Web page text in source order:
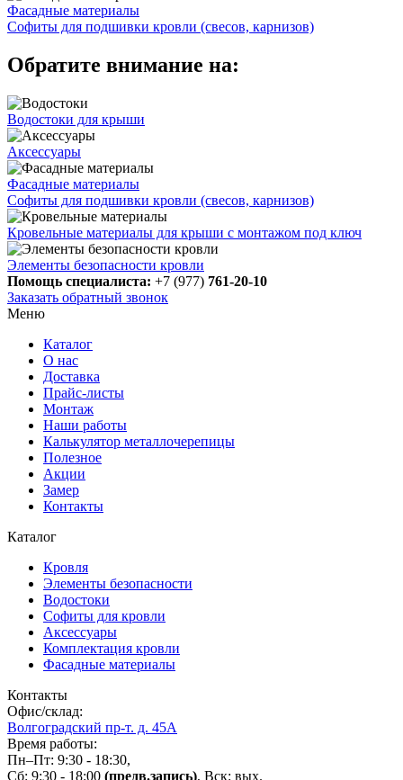
Фасадные материалы
Софиты для подшивки кровли (свесов, карнизов)
Обратите внимание на:
Водостоки для крыши
Аксессуары
Фасадные материалы
Софиты для подшивки кровли (свесов, карнизов)
Кровельные материалы для крыши с монтажом под ключ
Элементы безопасности кровли
Помощь специалиста: +7 (977) 761-20-10
Заказать обратный звонок
Меню
Каталог
О нас
Доставка
Прайс-листы
Монтаж
Наши работы
Калькулятор металлочерепицы
Полезное
Акции
Замер
Контакты
Каталог
Кровля
Элементы безопасности
Водостоки
Софиты для кровли
Аксессуары
Комплектация кровли
Фасадные материалы
Контакты
Офис/склад:
Волгоградский пр-т. д. 45А
Время работы:
Пн–Пт: 9:30 - 18:30,
Сб: 9:30 - 18:00 (предв.запись), Вск: вых.